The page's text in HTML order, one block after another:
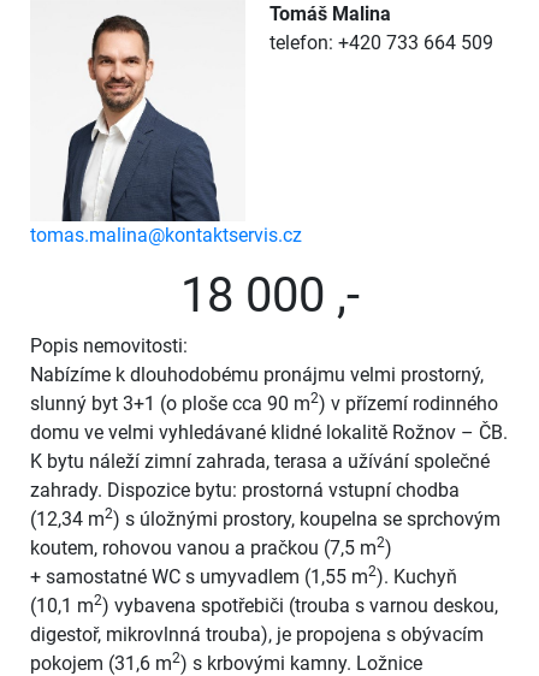
Tomáš Malina
telefon: +420 733 664 509
tomas.malina@kontaktservis.cz
18 000 ,-
Popis nemovitosti:
Nabízíme k dlouhodobému pronájmu velmi prostorný,
slunný byt 3+1 (o ploše cca 90 m2) v přízemí rodinného
domu ve velmi vyhledávané klidné lokalitě Rožnov – ČB.
K bytu náleží zimní zahrada, terasa a užívání společné
zahrady. Dispozice bytu: prostorná vstupní chodba
(12,34 m2) s úložnými prostory, koupelna se sprchovým
koutem, rohovou vanou a pračkou (7,5 m2)
+ samostatné WC s umyvadlem (1,55 m2). Kuchyň
(10,1 m2) vybavena spotřebiči (trouba s varnou deskou,
digestoř, mikrovlnná trouba), je propojena s obývacím
pokojem (31,6 m2) s krbovými kamny. Ložnice